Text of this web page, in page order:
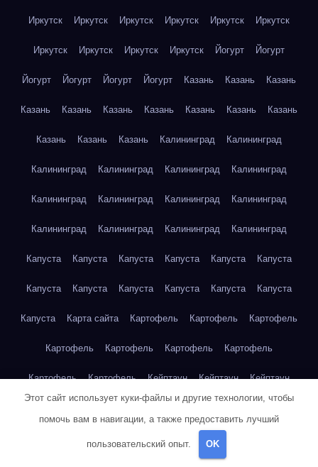
Иркутск Иркутск Иркутск Иркутск Иркутск Иркутск
Иркутск Иркутск Иркутск Иркутск Йогурт Йогурт
Йогурт Йогурт Йогурт Йогурт Казань Казань Казань
Казань Казань Казань Казань Казань Казань Казань
Казань Казань Казань Калининград Калининград
Калининград Калининград Калининград Калининград
Калининград Калининград Калининград Калининград
Калининград Калининград Калининград Калининград
Капуста Капуста Капуста Капуста Капуста Капуста
Капуста Капуста Капуста Капуста Капуста Капуста
Капуста Карта сайта Картофель Картофель Картофель
Картофель Картофель Картофель Картофель
Картофель Картофель Кейптаун Кейптаун Кейптаун
Кейптаун Кейптаун
Этот сайт использует куки-файлы и другие технологии, чтобы
помочь вам в навигации, а также предоставить лучший
пользовательский опыт. OK